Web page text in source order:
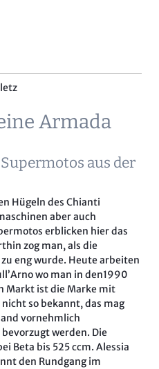
Armada
aus der
Hügeln des Chianti
aber auch
erblicken hier das
zog man, als die
eng wurde. Heute arbeiten
wo man in den1990
Markt ist die Marke mit
so bekannt, das mag
vornehmlich
werden. Die
Beta bis 525 ccm. Alessia
den Rundgang im